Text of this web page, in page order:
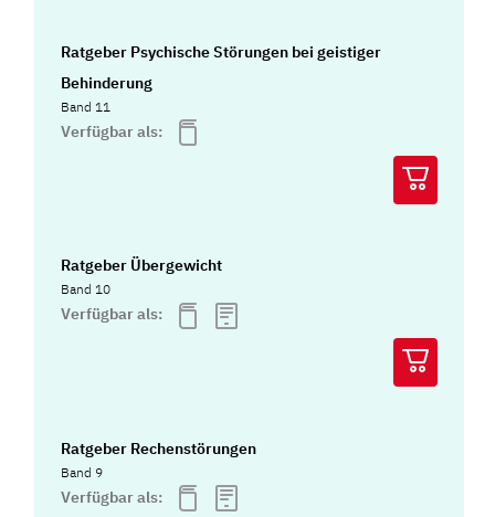
Ratgeber Psychische Störungen bei geistiger
Behinderung
Band 11
Verfügbar als:
Ratgeber Übergewicht
Band 10
Verfügbar als:
Ratgeber Rechenstörungen
Band 9
Verfügbar als: